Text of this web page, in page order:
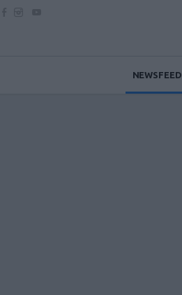
NEWSFEED